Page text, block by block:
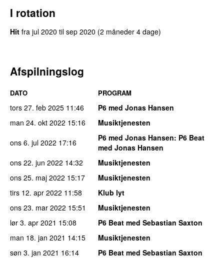
I rotation
Hit fra jul 2020 til sep 2020 (2 måneder 4 dage)
Afspilningslog
DATO PROGRAM
tors 27. feb 2025 11:46
P6 med Jonas Hansen
man 24. okt 2022 15:16
Musiktjenesten
ons 6. jul 2022 17:16 P6 med Jonas Hansen: P6 Beat
med Jonas Hansen
ons 22. jun 2022 14:32
Musiktjenesten
ons 25. maj 2022 15:17
Musiktjenesten
tirs 12. apr 2022 11:58
Klub lyt
ons 23. mar 2022 15:51
Musiktjenesten
lør 3. apr 2021 15:08
P6 Beat med Sebastian Saxton
man 18. jan 2021 14:15
Musiktjenesten
søn 3. jan 2021 16:14
P6 Beat med Sebastian Saxton